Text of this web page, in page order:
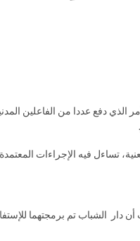
الذي دفع عددا من الفاعلين
تساءل فيه الإجراءات
دار الشباب تم برمجتهما